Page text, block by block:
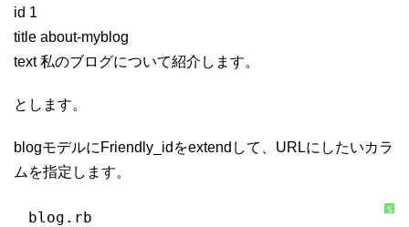
id 1
title about-myblog
text 私のブログについて紹介します。
とします。
blogモデルにFriendly_idをextendして、URLにしたいカラ
ムを指定します。
S
blog.rb